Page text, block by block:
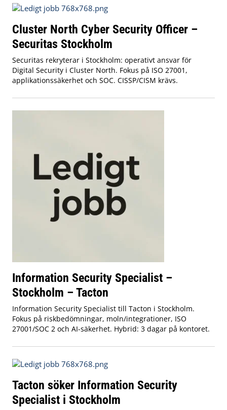
Cluster North Cyber Security Officer –
Securitas Stockholm
Securitas rekryterar i Stockholm: operativt ansvar för
Digital Security i Cluster North. Fokus på ISO 27001,
applikationssäkerhet och SOC. CISSP/CISM krävs.
Information Security Specialist –
Stockholm – Tacton
Information Security Specialist till Tacton i Stockholm.
Fokus på riskbedömningar, moln/integrationer, ISO
27001/SOC 2 och AI-säkerhet. Hybrid: 3 dagar på kontoret.
Tacton söker Information Security
Specialist i Stockholm